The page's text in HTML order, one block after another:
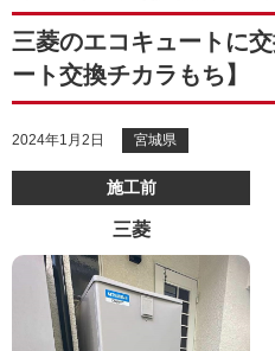
三菱のエコキュートに
ート交換チカラもち】
2024年1月2日 宮城県
施工前
三菱